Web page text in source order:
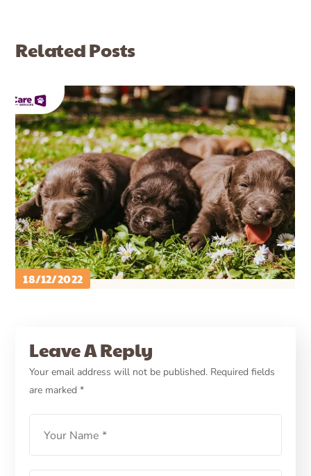
Related Posts
18/12/2022
5 Tips Merawat Anak Anjing
Pada Minggu Awal
Kehidupan
LEARN MORE
Leave A Reply
Your email address will not be published. Required fields
are marked*